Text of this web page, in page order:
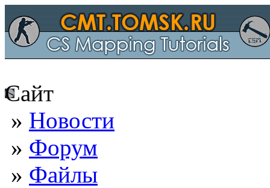
Сайт
» Новости
» Форум
» Файлы